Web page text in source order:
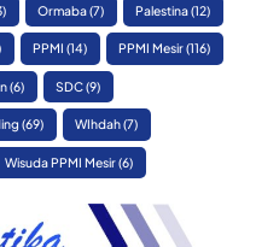
Ormaba(7) Palestina(12)
PPMI (14) PPMI Mesir(116)
(6) SDC(9)
(69) WIhdah(7)
Wisuda PPMI Mesir(6)